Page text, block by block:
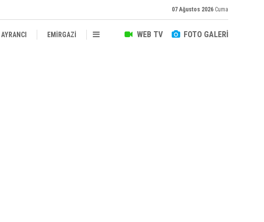
07 Ağustos 2026 Cuma
WEB TV FOTO GALERİ
AYRANCI EMİRGAZİ